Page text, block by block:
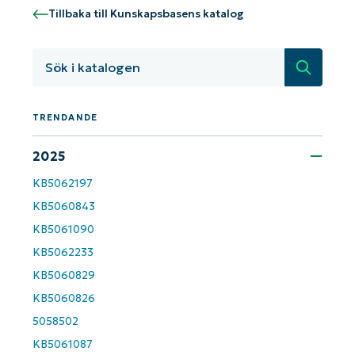
Tillbaka till Kunskapsbasens katalog
Sök
TRENDANDE
2025
KB5062197
KB5060843
KB5061090
KB5062233
KB5060829
KB5060826
5058502
KB5061087
and
Business
email*
Phone
Company
name*